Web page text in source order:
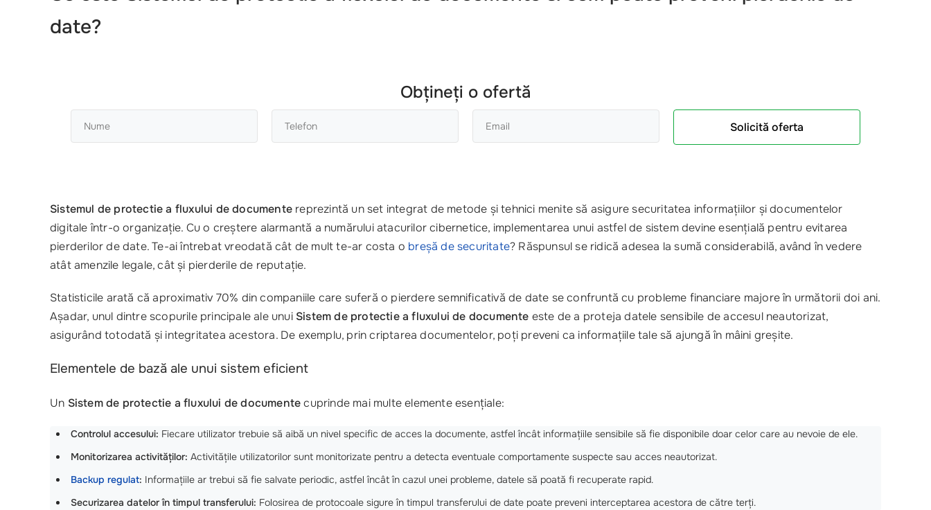
date?
Obțineți o ofertă
Solicită oferta
Sistemul de protectie a fluxului de documente reprezintă un set integrat de metode și tehnici menite să asigure securitatea informațiilor și documentelor
digitale într-o organizație. Cu o creștere alarmantă a numărului atacurilor cibernetice, implementarea unui astfel de sistem devine esențială pentru evitarea
pierderilor de date. Te-ai întrebat vreodată cât de mult te-ar costa o breșă de securitate? Răspunsul se ridică adesea la sumă considerabilă, având în vedere
atât amenzile legale, cât și pierderile de reputație.
Statisticile arată că aproximativ 70% din companiile care suferă o pierdere semnificativă de date se confruntă cu probleme financiare majore în următorii doi ani.
Așadar, unul dintre scopurile principale ale unui Sistem de protectie a fluxului de documente este de a proteja datele sensibile de accesul neautorizat,
asigurând totodată și integritatea acestora. De exemplu, prin criptarea documentelor, poți preveni ca informațiile tale să ajungă în mâini greșite.
Elementele de bază ale unui sistem eficient
Un Sistem de protectie a fluxului de documentecuprinde mai multe elemente esențiale:
Controlul accesului: Fiecare utilizator trebuie să aibă un nivel specific de acces la documente, astfel încât informațiile sensibile să fie disponibile doar celor care au nevoie de ele.
Monitorizarea activităților: Activitățile utilizatorilor sunt monitorizate pentru a detecta eventuale comportamente suspecte sau acces neautorizat.
Backup regulat: Informațiile ar trebui să fie salvate periodic, astfel încât în cazul unei probleme, datele să poată fi recuperate rapid.
Securizarea datelor în timpul transferului: Folosirea de protocoale sigure în timpul transferului de date poate preveni interceptarea acestora de către terți.